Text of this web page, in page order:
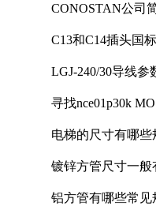
CONOSTAN公司
C13和C14插头国
LGJ-240/30导线
寻找nce01p30k
电梯的尺寸有哪些
镀锌方管尺寸一般
铝方管有哪些常见